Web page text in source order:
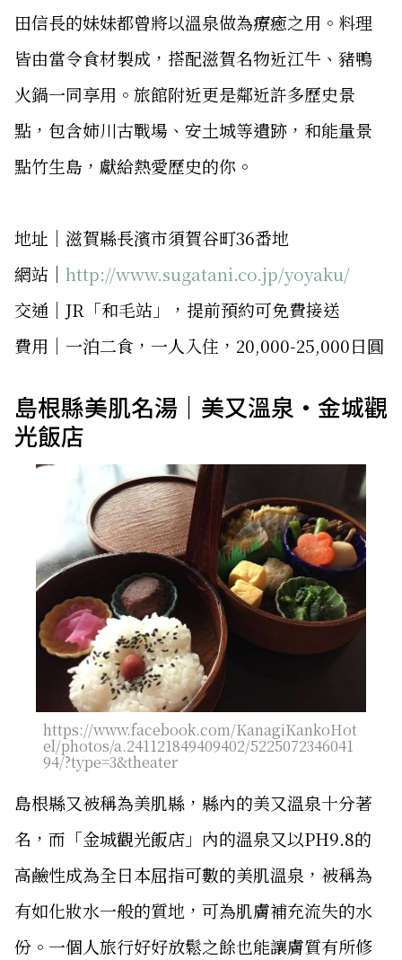
田信長的妹妹都曾將以溫泉做為療癒之用。料理
皆由當令食材製成，搭配滋賀名物近江牛、豬鴨
火鍋一同享用。旅館附近更是鄰近許多歷史景
點，包含姉川古戰場、安土城等遺跡，和能量景
點竹生島，獻給熱愛歷史的你。
地址│滋賀縣長濱市須賀谷町36番地
網站│ http://www.sugatani.co.jp/yoyaku/
交通│JR「和毛站」，提前預約可免費接送
費用│一泊二食，一人入住，20,000-25,000日圓
島根縣美肌名湯｜美又溫泉・金城觀
光飯店
https://www.facebook.com/KanagiKankoHot
el/photos/a.241121849409402/5225072346041
94/?type=3&theater
島根縣又被稱為美肌縣，縣內的美又溫泉十分著
名，而「金城觀光飯店」內的溫泉又以PH9.8的
高鹼性成為全日本屈指可數的美肌溫泉，被稱為
有如化妝水一般的質地，可為肌膚補充流失的水
份。一個人旅行好好放鬆之餘也能讓膚質有所修